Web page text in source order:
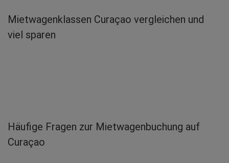
Abholort: Curaçao Flughafen
Vermieter: Budget
Abholort: Curaçao Flughafen
Vermieter: Europcar
Mietwagenklassen Curaçao vergleichen und
viel sparen
Häufige Fragen zur Mietwagenbuchung auf
Curaçao